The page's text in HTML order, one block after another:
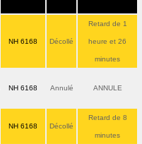
NH 6168 Décollé
Retard de 1
heure et 26
minutes
NH 6168 Annulé ANNULE
NH 6168 Décollé
Retard de 8
minutes